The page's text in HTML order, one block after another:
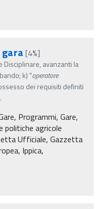
gara [4%]
avanzanti la
k) "operatore
dei requisiti definiti
Programmi, Gare,
politiche agricole
Ufficiale, Gazzetta
Ippica,